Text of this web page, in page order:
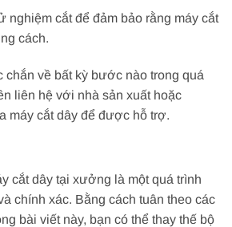
nghiệm cắt để đảm bảo rằng máy cắt
cách.
chắn về bất kỳ bước nào trong quá
liên hệ với nhà sản xuất hoặc
máy cắt dây để được hỗ trợ.
cắt dây tại xưởng là một quá trình
chính xác. Bằng cách tuân theo các
bài viết này, bạn có thể thay thế bộ